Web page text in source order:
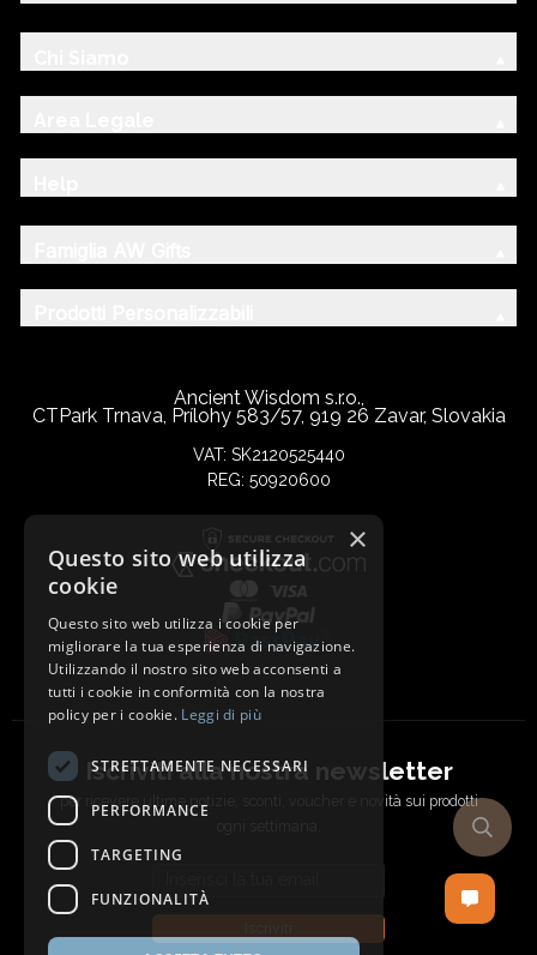
Ancient Wisdom s.r.o.,
CTPark Trnava, Prílohy 583/57, 919 26 Zavar, Slovakia
VAT: SK2120525440
REG: 50920600
Iscriviti alla nostra newsletter
per ricevere ultime notizie, sconti, voucher e novità sui prodotti
×
Questo sito web utilizza
cookie
Questo sito web utilizza i cookie per
migliorare la tua esperienza di navigazione.
Utilizzando il nostro sito web acconsenti a
tutti i cookie in conformità con la nostra
policy per i cookie. Leggi di più
STRETTAMENTE NECESSARI
PERFORMANCE
TARGETING
FUNZIONALITÀ